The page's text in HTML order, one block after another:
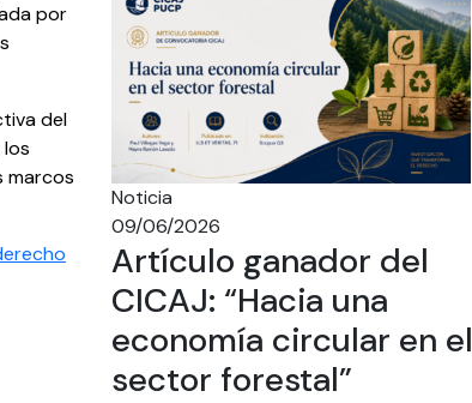
por
del
marcos
Noticia
09/06/2026
Artículo ganador del
CICAJ: “Hacia una
economía circular en el
sector forestal”